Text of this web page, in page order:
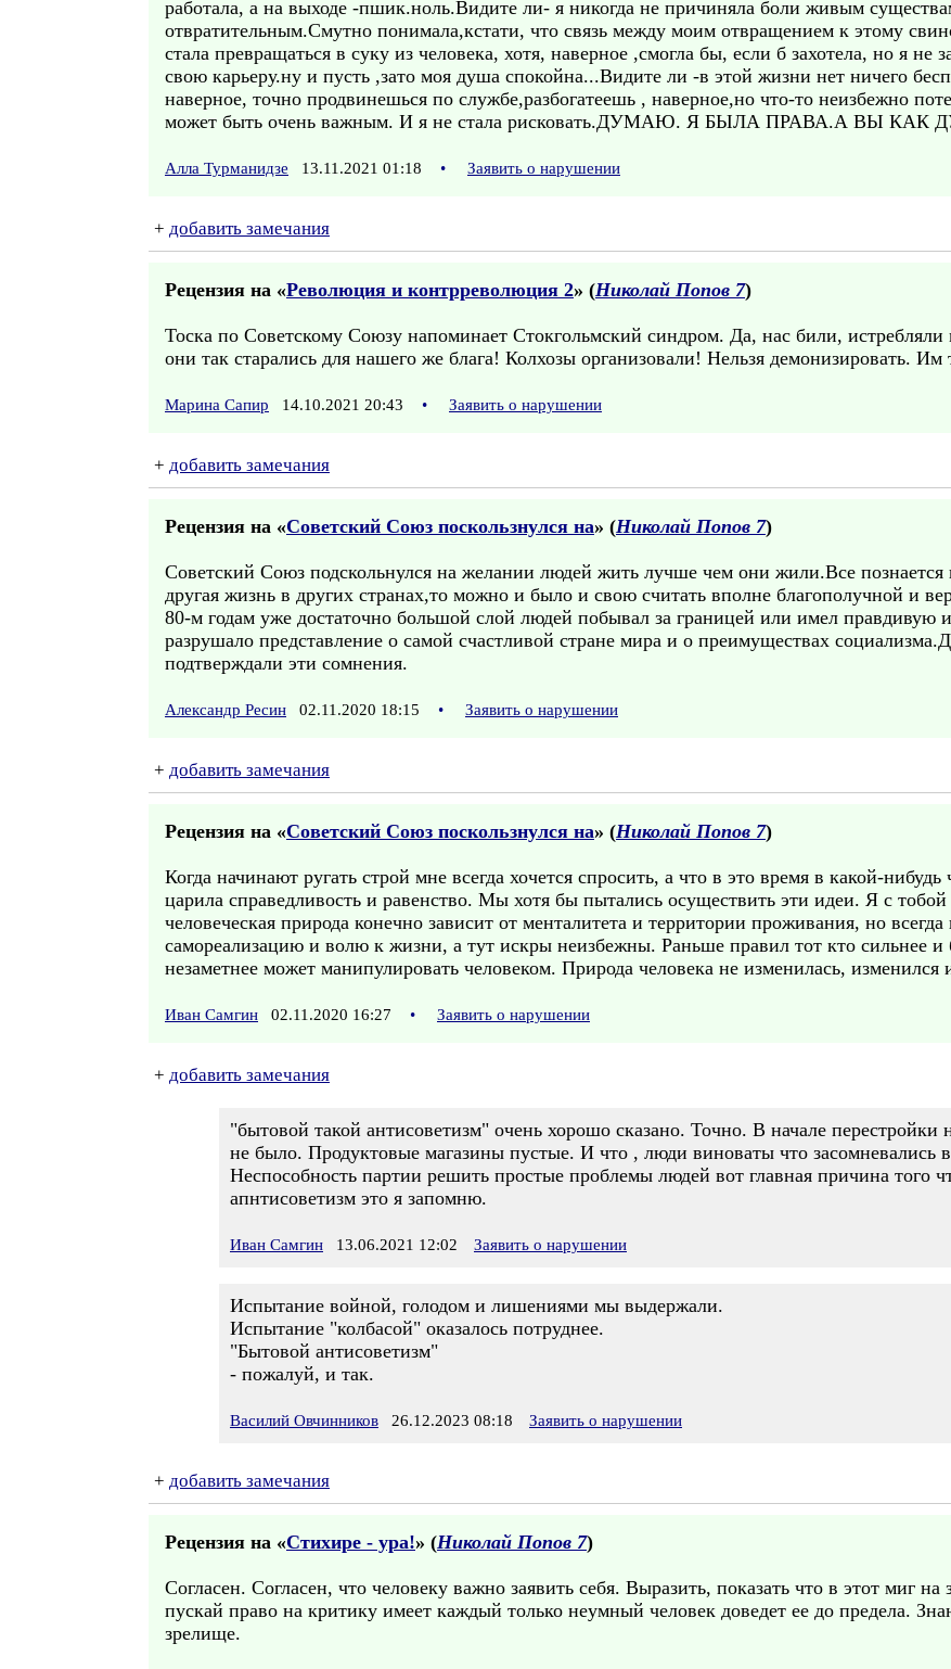
работала, а на выходе -пшик.ноль.Видите ли- я никогда не причиняла боли живым
отвратительным.Смутно понимала,кстати, что связь между моим отвращением к этому
стала превращаться в суку из человека, хотя, наверное ,смогла бы, если б захотела, но я не
свою карьеру.ну и пусть ,зато моя душа спокойна...Видите ли -в этой жизни нет ничего
наверное, точно продвинешься по службе,разбогатеешь , наверное,но что-то неизбежно
может быть очень важным. И я не стала рисковать.ДУМАЮ. Я БЫЛА ПРАВА.А ВЫ КАК
Алла Турманидзе 13.11.2021 01:18 • Заявить о нарушении
+ добавить замечания
Рецензия на «Революция и контрреволюция 2» (Николай Попов 7)
Тоска по Советскому Союзу напоминает Стокгольмский синдром. Да, нас били,
они так старались для нашего же блага! Колхозы организовали! Нельзя демонизировать.
Марина Сапир 14.10.2021 20:43 • Заявить о нарушении
+ добавить замечания
Рецензия на «Советский Союз поскользнулся на» (Николай Попов 7)
Cоветский Союз подскольнулся на желании людей жить лучше чем они жили.Все познается
другая жизнь в других странах,то можно и было и свою считать вполне благополучной и
80-м годам уже достаточно большой слой людей побывал за границей или имел
разрушало представление о самой счастливой стране мира и о преимуществах
подтверждали эти сомнения.
Александр Ресин 02.11.2020 18:15 • Заявить о нарушении
+ добавить замечания
Рецензия на «Советский Союз поскользнулся на» (Николай Попов 7)
Когда начинают ругать строй мне всегда хочется спросить, а что в это время в какой-
царила справедливость и равенство. Мы хотя бы пытались осуществить эти идеи. Я с
человеческая природа конечно зависит от менталитета и территории проживания, но всегда
самореализацию и волю к жизни, а тут искры неизбежны. Раньше правил тот кто сильнее и
незаметнее может манипулировать человеком. Природа человека не изменилась, изменился
Иван Самгин 02.11.2020 16:27 • Заявить о нарушении
+ добавить замечания
"бытовой такой антисоветизм" очень хорошо сказано. Точно. В начале
не было. Продуктовые магазины пустые. И что , люди виноваты что засомневались
Неспособность партии решить простые проблемы людей вот главная причина того
апнтисоветизм это я запомню.
Иван Самгин 13.06.2021 12:02 Заявить о нарушении
Испытание войной, голодом и лишениями мы выдержали.
Испытание "колбасой" оказалось потруднее.
"Бытовой антисоветизм"
- пожалуй, и так.
Василий Овчинников 26.12.2023 08:18 Заявить о нарушении
+ добавить замечания
Рецензия на «Стихире - ура!» (Николай Попов 7)
Согласен. Согласен, что человеку важно заявить себя. Выразить, показать что в этот миг
пускай право на критику имеет каждый только неумный человек доведет ее до предела.
зрелище.